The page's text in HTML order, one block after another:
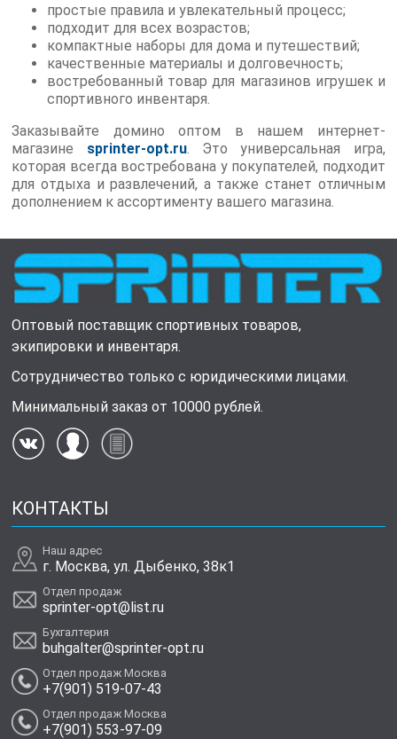
простые правила и увлекательный процесс;
подходит для всех возрастов;
компактные наборы для дома и путешествий;
качественные материалы и долговечность;
востребованный товар для магазинов игрушек и
спортивного инвентаря.
Заказывайте домино оптом в нашем интернет-
магазине sprinter-opt.ru. Это универсальная игра,
которая всегда востребована у покупателей, подходит
для отдыха и развлечений, а также станет отличным
дополнением к ассортименту вашего магазина.
Оптовый поставщик спортивных товаров,
экипировки и инвентаря.
Сотрудничество только с юридическими лицами.
Минимальный заказ от 10000 рублей.
КОНТАКТЫ
Наш адрес
г. Москва, ул. Дыбенко, 38к1
Отдел продаж
sprinter-opt@list.ru
Бухгалтерия
buhgalter@sprinter-opt.ru
Отдел продаж Москва
+7(901) 519-07-43
Отдел продаж Москва
+7(901) 553-97-09